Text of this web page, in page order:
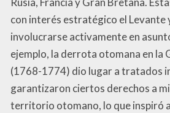
con interés estratégico el Levante
involucrarse activamente en
ejemplo, la derrota otomana en la
(1768-1774) dio lugar a tratados
garantizaron ciertos derechos a
territorio otomano, lo que inspiró